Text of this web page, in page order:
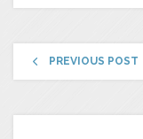
PREVIOUS POST